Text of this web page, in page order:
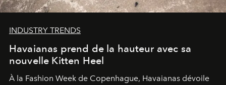
INDUSTRY TRENDS
Havaianas prend de la hauteur avec sa
nouvelle Kitten Heel
À la Fashion Week de Copenhague, Havaianas dévoile